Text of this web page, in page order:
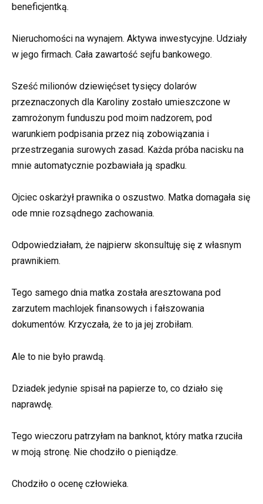
beneficjentką.
Nieruchomości na wynajem. Aktywa inwestycyjne. Udziały
w jego firmach. Cała zawartość sejfu bankowego.
Sześć milionów dziewięćset tysięcy dolarów
przeznaczonych dla Karoliny zostało umieszczone w
zamrożonym funduszu pod moim nadzorem, pod
warunkiem podpisania przez nią zobowiązania i
przestrzegania surowych zasad. Każda próba nacisku na
mnie automatycznie pozbawiała ją spadku.
Ojciec oskarżył prawnika o oszustwo. Matka domagała się
ode mnie rozsądnego zachowania.
Odpowiedziałam, że najpierw skonsultuję się z własnym
prawnikiem.
Tego samego dnia matka została aresztowana pod
zarzutem machlojek finansowych i fałszowania
dokumentów. Krzyczała, że to ja jej zrobiłam.
Ale to nie było prawdą.
Dziadek jedynie spisał na papierze to, co działo się
naprawdę.
Tego wieczoru patrzyłam na banknot, który matka rzuciła
w moją stronę. Nie chodziło o pieniądze.
Chodziło o ocenę człowieka.